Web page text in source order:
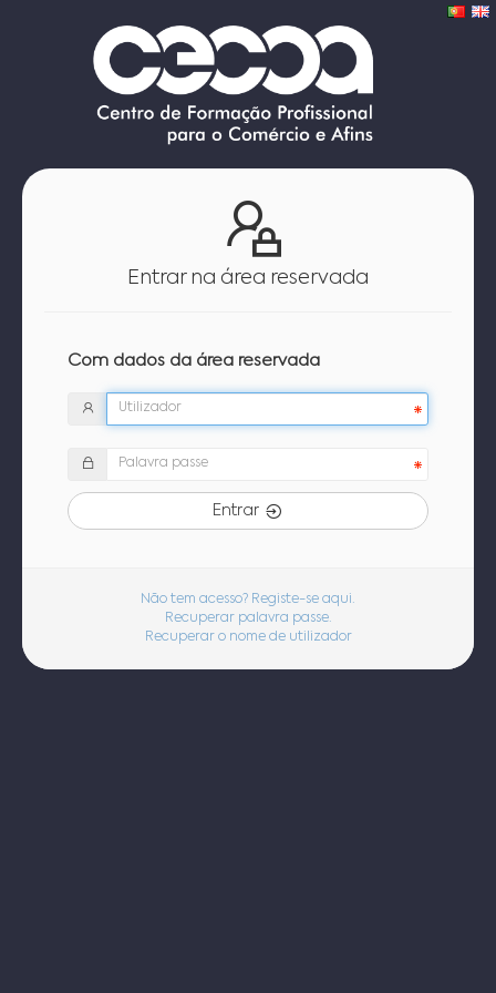
Entrar na área reservada
Com dados da área reservada
Entrar
Não tem acesso? Registe-se aqui.
Recuperar palavra passe.
Recuperar o nome de utilizador